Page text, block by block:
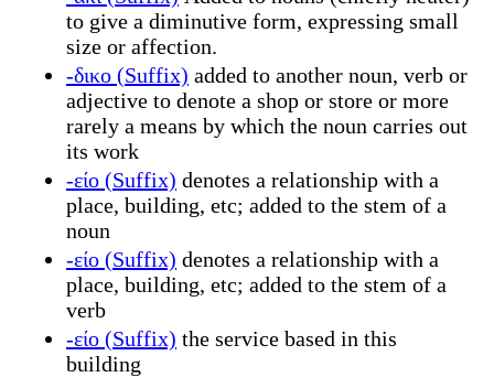
to give a diminutive form, expressing small
size or affection.
-δικο (Suffix) added to another noun, verb or
adjective to denote a shop or store or more
rarely a means by which the noun carries out
its work
-είο (Suffix) denotes a relationship with a
place, building, etc; added to the stem of a
noun
-είο (Suffix) denotes a relationship with a
place, building, etc; added to the stem of a
verb
-είο (Suffix) the service based in this
building